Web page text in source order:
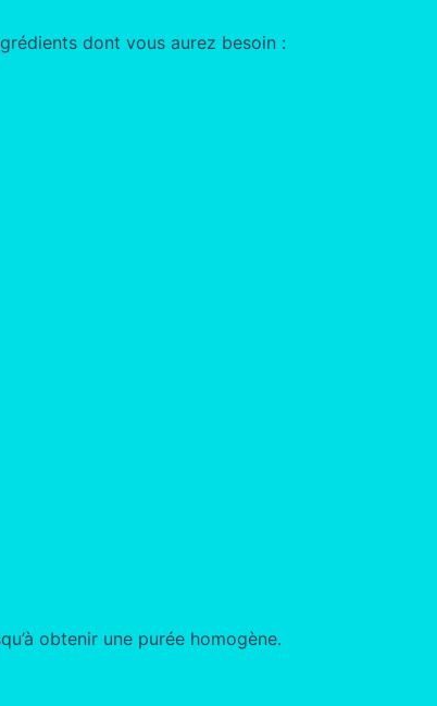
dont vous aurez besoin :
obtenir une purée homogène.